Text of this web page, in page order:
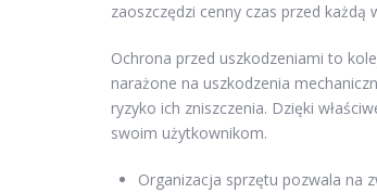
zaoszczędzi cenny czas przed każdą
Ochrona przed uszkodzeniami to
narażone na uszkodzenia
ryzyko ich zniszczenia. Dzięki
swoim użytkownikom.
Organizacja sprzętu pozwala na